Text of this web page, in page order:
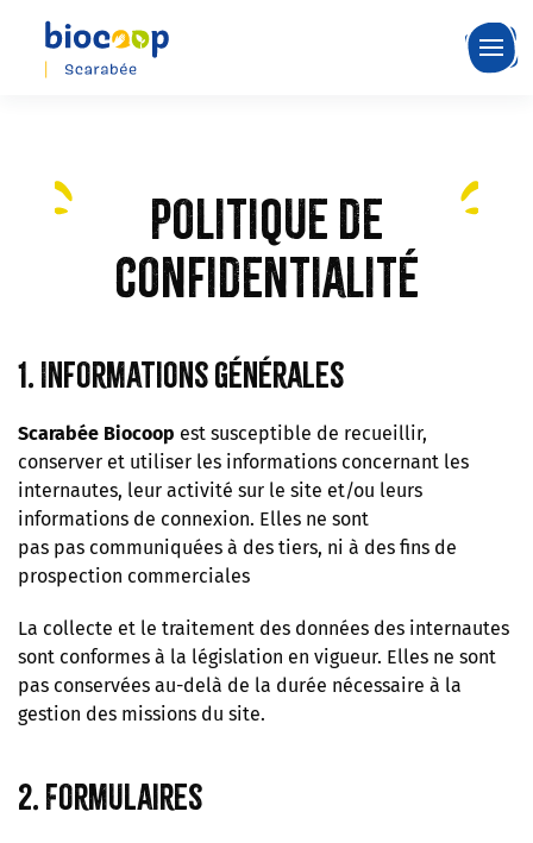
Skip
Politique de
confidentialité
1. Informations générales
Scarabée Biocoop est susceptible de recueillir,
conserver et utiliser les informations concernant les
internautes, leur activité sur le site et/ou leurs
informations de connexion. Elles ne sont
pas pas communiquées à des tiers, ni à des fins de
prospection commerciales
La collecte et le traitement des données des internautes
sont conformes à la législation en vigueur. Elles ne sont
pas conservées au-delà de la durée nécessaire à la
gestion des missions du site.
2. Formulaires